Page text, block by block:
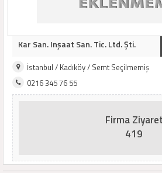
Kar San. Inşaat San. Tic. Ltd. Şti.
İstanbul / Kadıköy / Semt Seçilmemiş
0216 345 76 55
Firma Ziyaret
419